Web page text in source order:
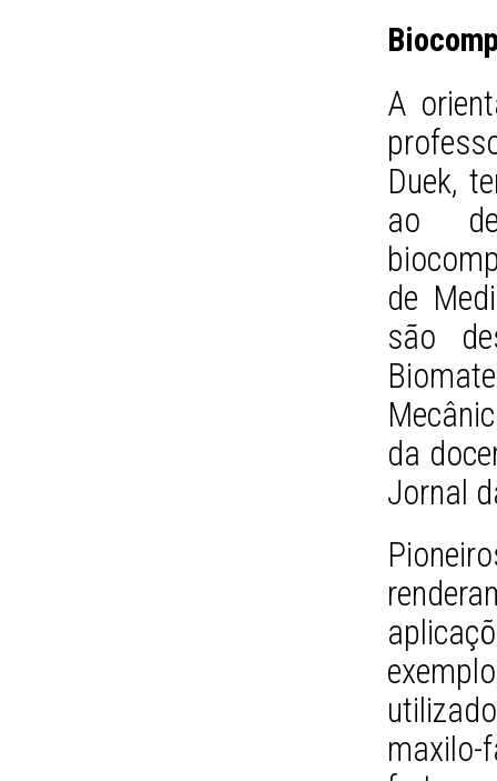
A
Duek,
ao
de
são
da
Jornal